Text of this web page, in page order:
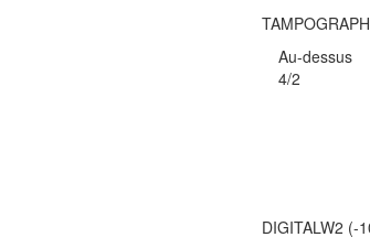
Au-dessus
4/2
DIGITALW2 (-